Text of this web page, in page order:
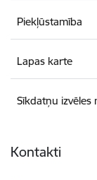
Piekļūstamība
Lapas karte
Sīkdatņu izvēles
Kontakti